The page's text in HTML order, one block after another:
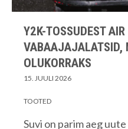
Y2K-TOSSUDEST
VABAAJAJALATSID,
OLUKORRAKS
15. JUULI 2026
TOOTED
Suvi on parim aeg